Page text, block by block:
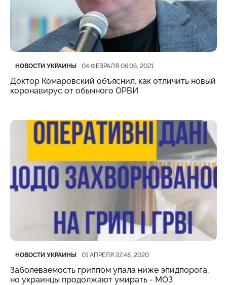
Категория
НОВОСТИ УКРАИНЫ
Дата публикации 04 ФЕВРАЛЯ 06:06, 2021
Доктор Комаровский объяснил, как отличить новый
коронавирус от обычного ОРВИ
Категория
НОВОСТИ УКРАИНЫ
Дата публикации 01 АПРЕЛЯ 22:48, 2020
Заболеваемость гриппом упала ниже эпидпорога,
но украинцы продолжают умирать - МОЗ